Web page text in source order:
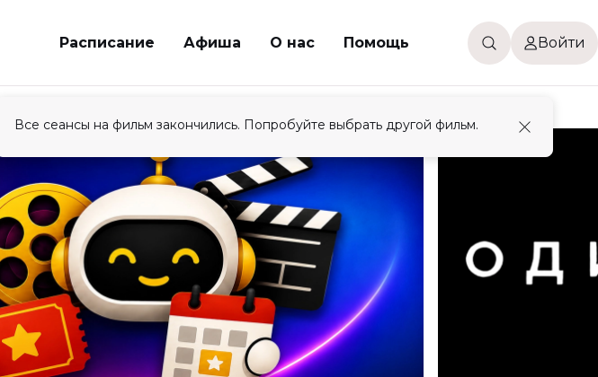
Расписание Афиша О нас Помощь Войти
Все сеансы на фильм закончились. Попробуйте выбрать другой фильм.